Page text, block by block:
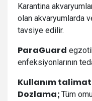
Karantina
olan akvaryumlarda
tavsiye edilir.
ParaGuard
enfeksiyonlarının
Kullanım
Dozlama; Tüm